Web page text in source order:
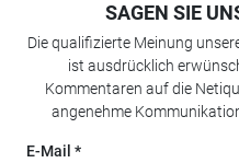
SAGEN SIE
Die qualifizierte Meinung
ist ausdrücklich
Kommentaren auf die
angenehme
E-Mail